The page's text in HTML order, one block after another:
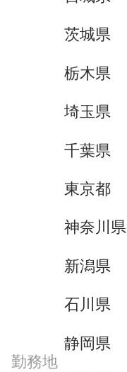
勤務地
茨城県
栃木県
埼玉県
千葉県
東京都
神奈川県
新潟県
石川県
静岡県